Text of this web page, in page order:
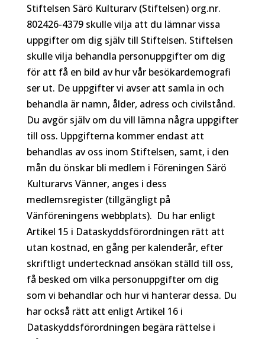
Stiftelsen Särö Kulturarv (Stiftelsen) org.nr.
802426-4379 skulle vilja att du lämnar vissa
uppgifter om dig själv till Stiftelsen. Stiftelsen
skulle vilja behandla personuppgifter om dig
för att få en bild av hur vår besökardemografi
ser ut. De uppgifter vi avser att samla in och
behandla är namn, ålder, adress och civilstånd.
Du avgör själv om du vill lämna några uppgifter
till oss. Uppgifterna kommer endast att
behandlas av oss inom Stiftelsen, samt, i den
mån du önskar bli medlem i Föreningen Särö
Kulturarvs Vänner, anges i dess
medlemsregister (tillgängligt på
Vänföreningens webbplats). Du har enligt
Artikel 15 i Dataskyddsförordningen rätt att
utan kostnad, en gång per kalenderår, efter
skriftligt undertecknad ansökan ställd till oss,
få besked om vilka personuppgifter om dig
som vi behandlar och hur vi hanterar dessa. Du
har också rätt att enligt Artikel 16 i
Dataskyddsförordningen begära rättelse i